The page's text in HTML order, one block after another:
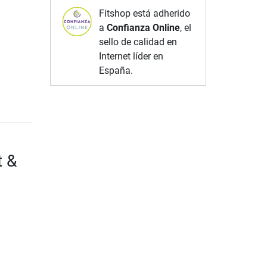
&
Fitshop está adherido
a Confianza Online, el
sello de calidad en
Internet líder en
España.